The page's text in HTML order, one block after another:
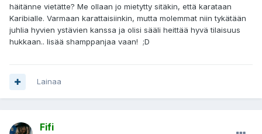
häitänne vietätte? Me ollaan jo mietytty sitäkin, että karataan
Karibialle. Varmaan karattaisiinkin, mutta molemmat niin tykätään
juhlia hyvien ystävien kanssa ja olisi sääli heittää hyvä tilaisuus
hukkaan.. lisää shamppanjaa vaan! ;D
Lainaa
Fifi